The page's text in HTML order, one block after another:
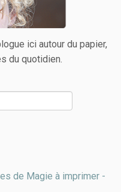
ici autour du papier,
du quotidien.
de Magie à imprimer -